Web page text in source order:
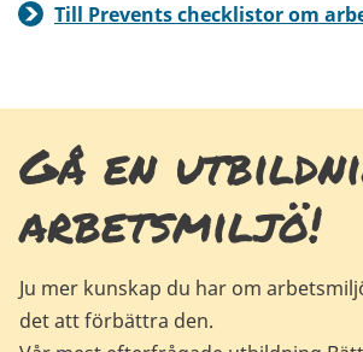
Till Prevents checklistor om
Gå en
arbetsmiljö!
Ju mer kunskap du har om
det att förbättra den.